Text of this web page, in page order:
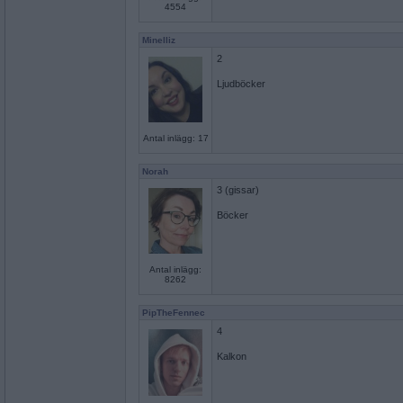
4554
Minelliz
Antal inlägg: 17
2
Ljudböcker
Norah
Antal inlägg:
8262
3 (gissar)
Böcker
PipTheFennec
4
Kalkon